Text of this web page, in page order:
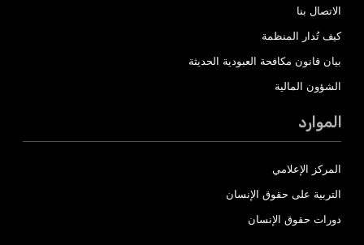
الاتصال بنا
كيف تُدار المنظمة
بيان قانون مكافحة العبودية الحديثة
الشؤون المالية
الموارد
المركز الإعلامي
التربية على حقوق الإنسان
دورات حقوق الإنسان